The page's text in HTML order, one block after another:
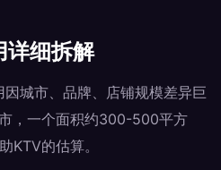
详细拆解
城市、品牌、店铺规模差异巨
，一个面积约300-500平方
KTV的估算。